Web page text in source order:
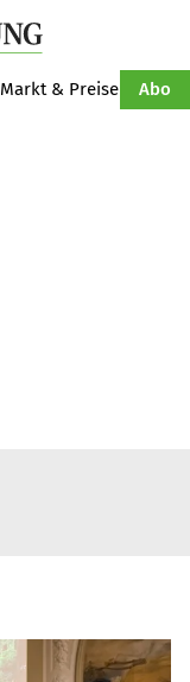
Markt & Preise Abo